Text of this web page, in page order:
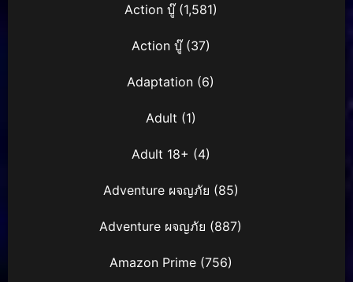
Action บู๊(1,581)
Action บู๊(37)
Adaptation (6)
Adult (1)
Adult 18+ (4)
Adventure ผจญภัย (85)
Adventure ผจญภัย (887)
Amazon Prime(756)